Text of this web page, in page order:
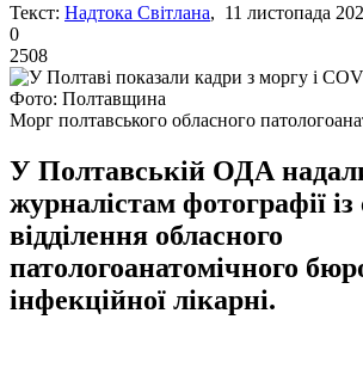
Текст: Надтока Світлана, 11 листопада
0
2508
Фото: Полтавщина
Морг полтавського обласного
У Полтавській ОДА
журналістам фотографії із
відділення обласного
патологоанатомічного
інфекційної лікарні.